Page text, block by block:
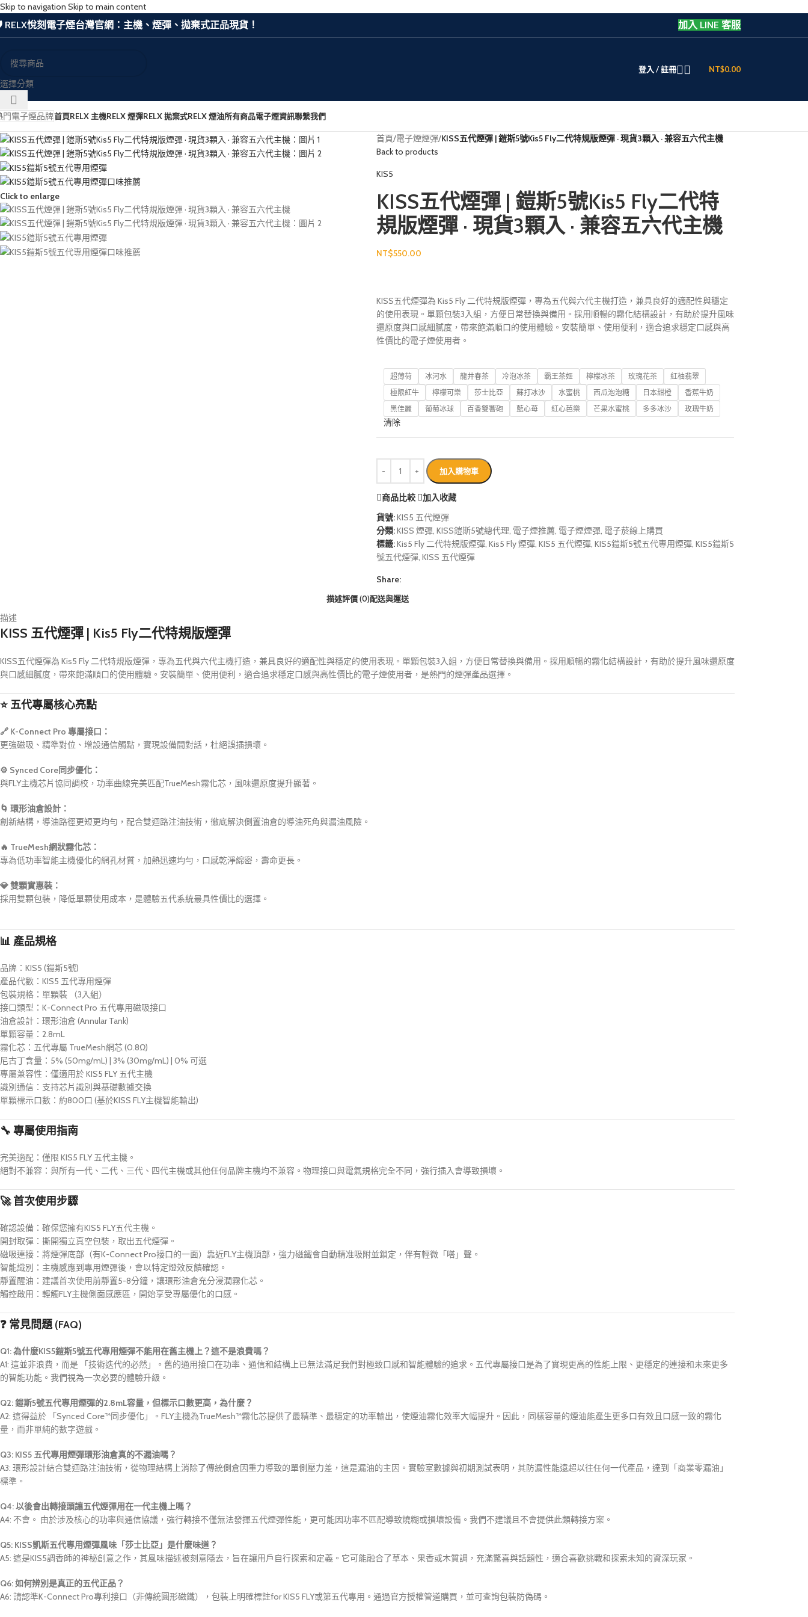
Skip to navigation Skip to main content
RELX悅刻電子煙台灣官網：主機、煙彈、拋棄式正品現貨！ 加入 LINE 客服
選擇分類
登入 / 註冊 NT$0.00
門電子煙品牌首頁RELX 主機RELX 煙彈RELX 拋棄式RELX 煙油所有商品電子煙資訊聯繫我們
Click to enlarge
首頁/電子煙煙彈/KISS五代煙彈 | 鎧斯5號Kis5 Fly二代特規版煙彈 · 現貨3顆入 · 兼容五六代主機
Back to products
KIS5
KISS五代煙彈 | 鎧斯5號Kis5 Fly二代特
規版煙彈 · 現貨3顆入 · 兼容五六代主機
NT$550.00
KISS五代煙彈為 Kis5 Fly 二代特規版煙彈，專為五代與六代主機打造，兼具良好的適配性與穩定
的使用表現。單顆包裝3入組，方便日常替換與備用。採用順暢的霧化結構設計，有助於提升風味
還原度與口感細膩度，帶來飽滿順口的使用體驗。安裝簡單、使用便利，適合追求穩定口感與高
性價比的電子煙使用者。
超薄荷 冰河水 龍井春茶 冷泡冰茶 霸王茶姬 檸檬冰茶 玫瑰花茶
紅柚翡翠
極限紅牛
檸檬可樂 莎士比亞 蘇打冰沙 水蜜桃 西瓜泡泡糖 日本甜橙
香蕉牛奶
黑佳麗
葡萄冰球 百香雙響砲 藍心苺 紅心芭樂 芒果水蜜桃 多多冰沙 玫瑰牛奶
清除
加入購物車
商品比較
加入收藏
貨號:KIS5 五代煙彈
分類:KISS 煙彈, KISS鎧斯5號總代理, 電子煙推薦, 電子煙煙彈, 電子菸線上購買
標籤:Kis5 Fly 二代特規版煙彈, Kis5 Fly 煙彈, KIS5 五代煙彈, KIS5鎧斯5號五代專用煙彈, KIS5鎧斯5
號五代煙彈, KISS 五代煙彈
Share:
描述評價 (0)配送與運送
描述
KISS 五代煙彈 | Kis5 Fly二代特規版煙彈
KISS五代煙彈為 Kis5 Fly 二代特規版煙彈，專為五代與六代主機打造，兼具良好的適配性與穩定的使用表現。單顆包裝3入組，方便日常替換與備用。採用順暢的霧化結構設計，有助於提升風味還原度
與口感細膩度，帶來飽滿順口的使用體驗。安裝簡單、使用便利，適合追求穩定口感與高性價比的電子煙使用者，是熱門的煙彈產品選擇。
⭐ 五代專屬核心亮點
🔗 K-Connect Pro 專屬接口：
更強磁吸、精準對位、增設通信觸點，實現設備間對話，杜絕誤插損壞。
⚙️ Synced Core同步優化：
與FLY主機芯片協同調校，功率曲線完美匹配TrueMesh霧化芯，風味還原度提升顯著。
🌀 環形油倉設計：
創新結構，導油路徑更短更均勻，配合雙迴路注油技術，徹底解決側置油倉的導油死角與漏油風險。
🔥 TrueMesh網狀霧化芯：
專為低功率智能主機優化的網孔材質，加熱迅速均勻，口感乾淨綿密，壽命更長。
💎 雙顆實惠裝：
採用雙顆包裝，降低單顆使用成本，是體驗五代系統最具性價比的選擇。
📊 產品規格
品牌：KIS5 (鎧斯5號)
產品代數：KIS5 五代專用煙彈
包裝規格：單顆裝 （3入組）
接口類型：K-Connect Pro 五代專用磁吸接口
油倉設計：環形油倉 (Annular Tank)
單顆容量：2.8mL
霧化芯：五代專屬 TrueMesh網芯 (0.8Ω)
尼古丁含量：5% (50mg/mL) | 3% (30mg/mL) | 0% 可選
專屬兼容性：僅適用於 KIS5 FLY 五代主機
識別通信：支持芯片識別與基礎數據交換
單顆標示口數：約800口 (基於KISS FLY主機智能輸出)
🔧 專屬使用指南
完美適配：僅限 KIS5 FLY 五代主機。
絕對不兼容：與所有一代、二代、三代、四代主機或其他任何品牌主機均不兼容。物理接口與電氣規格完全不同，強行插入會導致損壞。
🚀 首次使用步驟
確認設備：確保您擁有KIS5 FLY五代主機。
開封取彈：撕開獨立真空包裝，取出五代煙彈。
磁吸連接：將煙彈底部（有K-Connect Pro接口的一面）靠近FLY主機頂部，強力磁鐵會自動精准吸附並鎖定，伴有輕微「嗒」聲。
智能識別：主機感應到專用煙彈後，會以特定燈效反饋確認。
靜置醒油：建議首次使用前靜置5-8分鐘，讓環形油倉充分浸潤霧化芯。
觸控啟用：輕觸FLY主機側面感應區，開始享受專屬優化的口感。
❓ 常見問題 (FAQ)
Q1: 為什麼KIS5鎧斯5號五代專用煙彈不能用在舊主機上？這不是浪費嗎？
A1: 這並非浪費，而是 「技術迭代的必然」。舊的通用接口在功率、通信和結構上已無法滿足我們對極致口感和智能體驗的追求。五代專屬接口是為了實現更高的性能上限、更穩定的連接和未來更多
的智能功能。我們視為一次必要的體驗升級。
Q2: 鎧斯5號五代專用煙彈的2.8mL容量，但標示口數更高，為什麼？
A2: 這得益於 「Synced Core™同步優化」。FLY主機為TrueMesh™霧化芯提供了最精準、最穩定的功率輸出，使煙油霧化效率大幅提升。因此，同樣容量的煙油能產生更多口有效且口感一致的霧化
量，而非單純的數字遊戲。
Q3: KIS5 五代專用煙彈環形油倉真的不漏油嗎？
A3: 環形設計結合雙迴路注油技術，從物理結構上消除了傳統側倉因重力導致的單側壓力差，這是漏油的主因。實驗室數據與初期測試表明，其防漏性能遠超以往任何一代產品，達到「商業零漏油」
標準。
Q4: 以後會出轉接頭讓五代煙彈用在一代主機上嗎？
A4: 不會。 由於涉及核心的功率與通信協議，強行轉接不僅無法發揮五代煙彈性能，更可能因功率不匹配導致燒糊或損壞設備。我們不建議且不會提供此類轉接方案。
Q5: KISS凱斯五代專用煙彈風味「莎士比亞」是什麼味道？
A5: 這是KIS5調香師的神秘創意之作，其風味描述被刻意隱去，旨在讓用戶自行探索和定義。它可能融合了草本、果香或木質調，充滿驚喜與話題性，適合喜歡挑戰和探索未知的資深玩家。
Q6: 如何辨別是真正的五代正品？
A6: 請認準K-Connect Pro專利接口（非傳統圓形磁鐵），包裝上明確標註for KIS5 FLY或第五代專用。通過官方授權管道購買，並可查詢包裝防偽碼。